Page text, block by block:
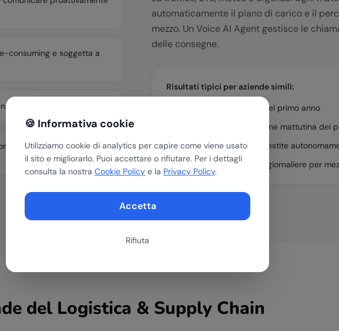
🍪 Informativa cookie
Utilizziamo cookie di analytics per capire come viene usato
il sito e migliorarlo. Puoi accettare o rifiutare. Per i dettagli
consulta la nostra Cookie Policy e la Privacy Policy.
Accetta
Rifiuta
consuming e soggetta a
management ancora
automaticamente il piano di carico e il
mezzo. Un Voice AI Agent gestisce le
delle consegne.
Risultati tipici per aziende simili:
-22% costi carburante nel primo anno
-35% tempo pianificazione mattutina dei
85% richieste tracking gestite
+18% numero consegne giornaliere per
del Logistica & Supply Chain